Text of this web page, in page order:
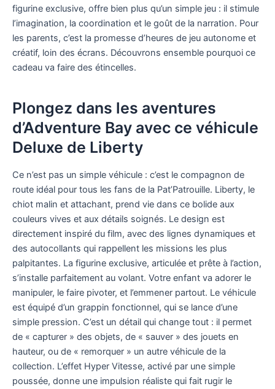
figurine exclusive, offre bien plus qu’un simple jeu : il stimule
l’imagination, la coordination et le goût de la narration. Pour
les parents, c’est la promesse d’heures de jeu autonome et
créatif, loin des écrans. Découvrons ensemble pourquoi ce
cadeau va faire des étincelles.
Plongez dans les aventures
d’Adventure Bay avec ce véhicule
Deluxe de Liberty
Ce n’est pas un simple véhicule : c’est le compagnon de
route idéal pour tous les fans de la Pat’Patrouille. Liberty, le
chiot malin et attachant, prend vie dans ce bolide aux
couleurs vives et aux détails soignés. Le design est
directement inspiré du film, avec des lignes dynamiques et
des autocollants qui rappellent les missions les plus
palpitantes. La figurine exclusive, articulée et prête à l’action,
s’installe parfaitement au volant. Votre enfant va adorer le
manipuler, le faire pivoter, et l’emmener partout. Le véhicule
est équipé d’un grappin fonctionnel, qui se lance d’une
simple pression. C’est un détail qui change tout : il permet
de « capturer » des objets, de « sauver » des jouets en
hauteur, ou de « remorquer » un autre véhicule de la
collection. L’effet Hyper Vitesse, activé par une simple
poussée, donne une impulsion réaliste qui fait rugir le